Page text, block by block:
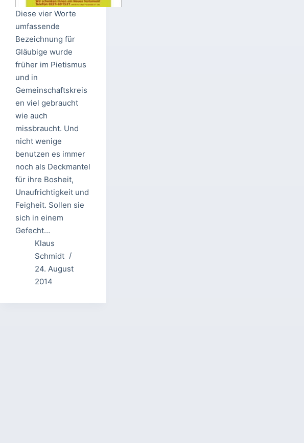
Diese vier Worte
umfassende
Bezeichnung für
Gläubige wurde
früher im Pietismus
und in
Gemeinschaftskreis
en viel gebraucht
wie auch
missbraucht. Und
nicht wenige
benutzen es immer
noch als Deckmantel
für ihre Bosheit,
Unaufrichtigkeit und
Feigheit. Sollen sie
sich in einem
Gefecht…
Klaus
Schmidt
24. August
2014